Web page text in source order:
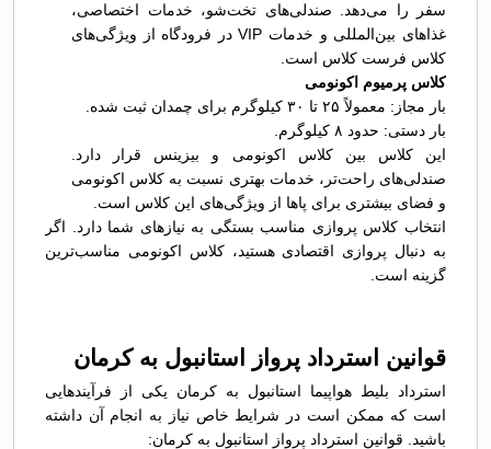
سفر را می‌دهد. صندلی‌های تخت‌شو، خدمات اختصاصی،
غذاهای بین‌المللی و خدمات VIP در فرودگاه از ویژگی‌های
کلاس فرست کلاس است.
کلاس پرمیوم اکونومی
بار مجاز: معمولاً ۲۵ تا ۳۰ کیلوگرم برای چمدان ثبت شده.
بار دستی: حدود ۸ کیلوگرم.
این کلاس بین کلاس اکونومی و بیزینس قرار دارد.
صندلی‌های راحت‌تر، خدمات بهتری نسبت به کلاس اکونومی
و فضای بیشتری برای پاها از ویژگی‌های این کلاس است.
انتخاب کلاس پروازی مناسب بستگی به نیازهای شما دارد. اگر
به دنبال پروازی اقتصادی هستید، کلاس اکونومی مناسب‌ترین
گزینه است.
قوانین استرداد پرواز استانبول به کرمان
استرداد بلیط هواپیما استانبول به کرمان یکی از فرآیندهایی
است که ممکن است در شرایط خاص نیاز به انجام آن داشته
باشید. قوانین استرداد پرواز استانبول به کرمان: